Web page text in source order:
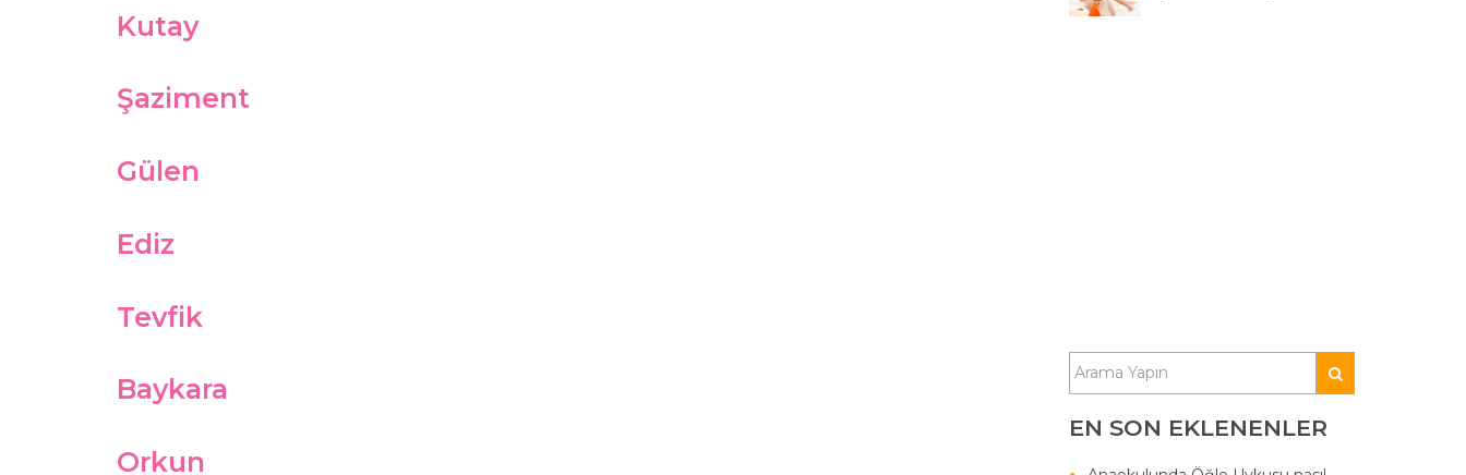
Kutay
Şaziment
Gülen
Ediz
Tevfik
Baykara
Orkun
EN SON EKLENENLER